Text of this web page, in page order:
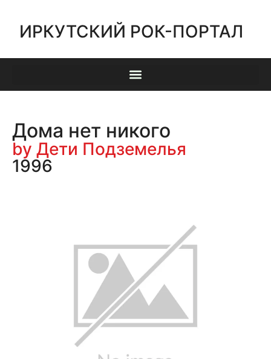
ИРКУТСКИЙ РОК-ПОРТАЛ
Дома нет никого
by Дети Подземелья
1996